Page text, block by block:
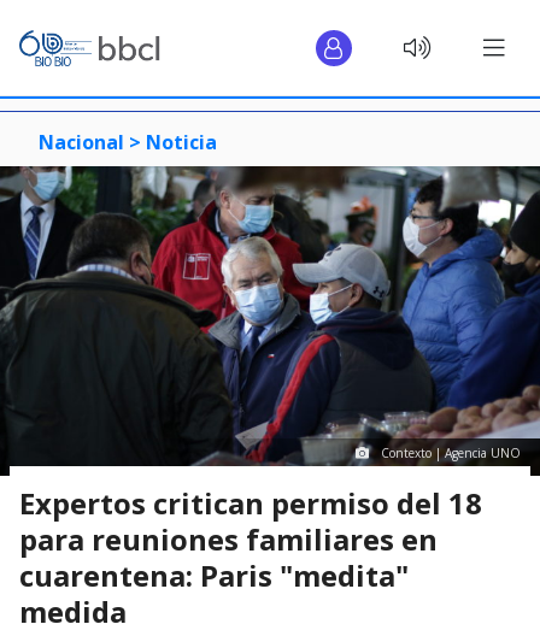
Nacional > Noticia
Contexto | Agencia UNO
Expertos critican permiso del 18
para reuniones familiares en
cuarentena: Paris "medita"
medida